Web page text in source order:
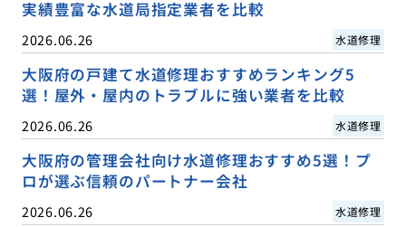
実績豊富な水道局指定業者を比較
2026.06.26 水道修理
大阪府の戸建て水道修理おすすめランキング5
選！屋外・屋内のトラブルに強い業者を比較
2026.06.26 水道修理
大阪府の管理会社向け水道修理おすすめ5選！プ
ロが選ぶ信頼のパートナー会社
2026.06.26 水道修理